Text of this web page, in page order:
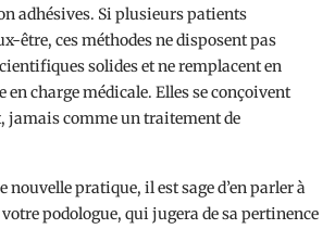
adhésives. Si plusieurs patients
être, ces méthodes ne disposent pas
solides et ne remplacent en
en charge médicale. Elles se conçoivent
jamais comme un traitement de
nouvelle pratique, il est sage d’en parler à
podologue, qui jugera de sa pertinence